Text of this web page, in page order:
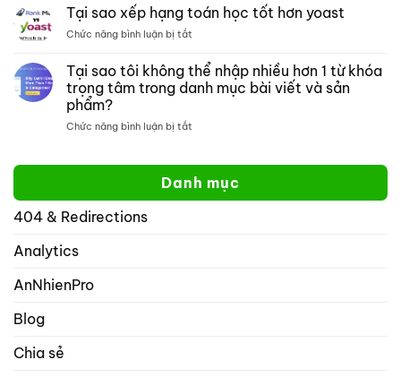
tìm
web
cụ
meta
Kiểm
soát
bạn
trên
Tại sao xếp hạng toán học tốt hơn yoast
Chức năng bình luận bị tắt
sao
xếp
hạng
Tại sao tôi không thể nhập nhiều hơn 1 từ khóa
trọng tâm trong danh mục bài viết và sản
phẩm?
Chức năng bình luận bị tắt
không
thể
Danh mục
404 & Redirections
Analytics
AnNhienPro
Blog
Chia sẻ